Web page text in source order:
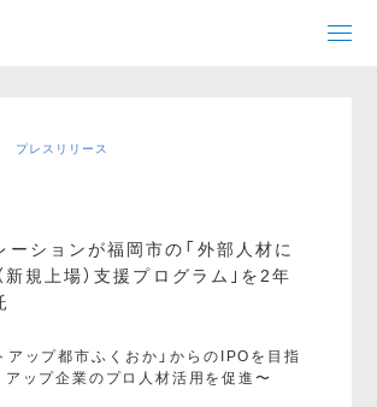
プレスリリース
ーションが福岡市の「外部人材に
新規上場）支援プログラム｣を2年
アップ都市ふくおか」からのIPOを目指
アップ企業のプロ人材活用を促進〜